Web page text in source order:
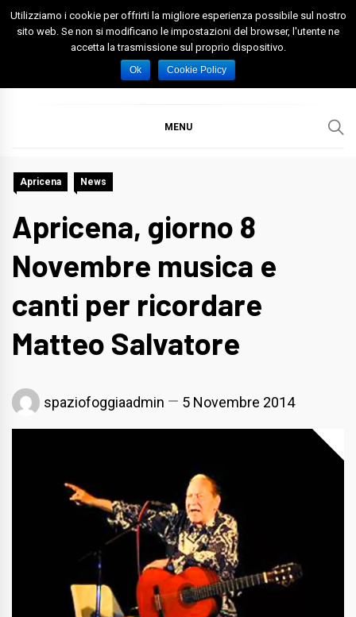
Skip
Spazio Foggia
Foggia News Calcio Eventi e Attività nella Capitanata
MENU
Apricena News
Apricena, giorno 8
Novembre musica e
canti per ricordare
Matteo Salvatore
spaziofoggiaadmin 5 Novembre 2014
Utilizziamo i cookie per offrirti la migliore esperienza possibile sul nostro
sito web. Se non si modificano le impostazioni del browser, l'utente ne
accetta la trasmissione sul proprio dispositivo.
Ok Cookie Policy